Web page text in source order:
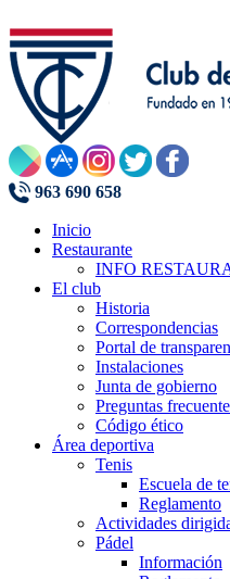
963 690 658
Inicio
Restaurante
INFO
El club
Historia
Correspondencias
Portal de
Instalaciones
Junta de gobierno
Preguntas
Código ético
Área deportiva
Tenis
Escuela de
Reglamento
Actividades
Pádel
Información